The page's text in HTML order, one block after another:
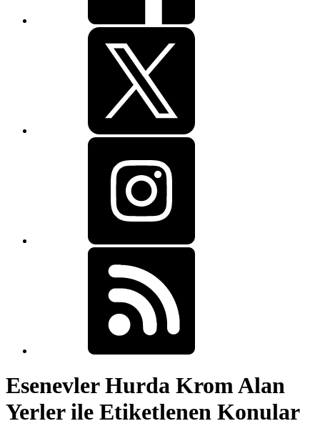
Esenevler Hurda Krom Alan
Yerler ile Etiketlenen Konular